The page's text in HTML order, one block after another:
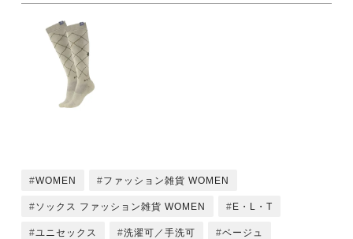
WOMEN ファッション雑貨 WOMEN
ソックス ファッション雑貨 WOMEN E・L・T
ユニセックス 洗濯可／手洗可 ベージュ